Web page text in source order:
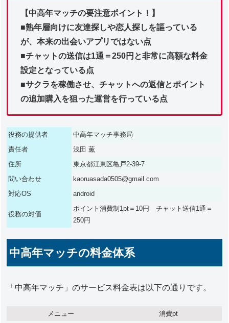
【中高年マッチの要注意ポイント！】
■熟年層向けに友達探しや恋人探しを謳っている
が、本来の出会いアプリではない点
■チャットの送信は1通＝250円と非常に高額な料金
設定となっている点
■サクラを稼働させ、チャットへの返信とポイント
の追加購入を狙った運営を行っている点
役務の提供者
中高年マッチ事務局
責任者
浅田 薫
住所
東京都江東区亀戸2-39-7
問い合わせ
kaoruasada0505@gmail.com
対応OS
android
役務の対価
ポイント消費制1pt＝10円 チャット送信1通＝
250円
中高年マッチの料金体系
「中高年マッチ」のサービス料金表は以下の通りです。
メニュー
消費pt